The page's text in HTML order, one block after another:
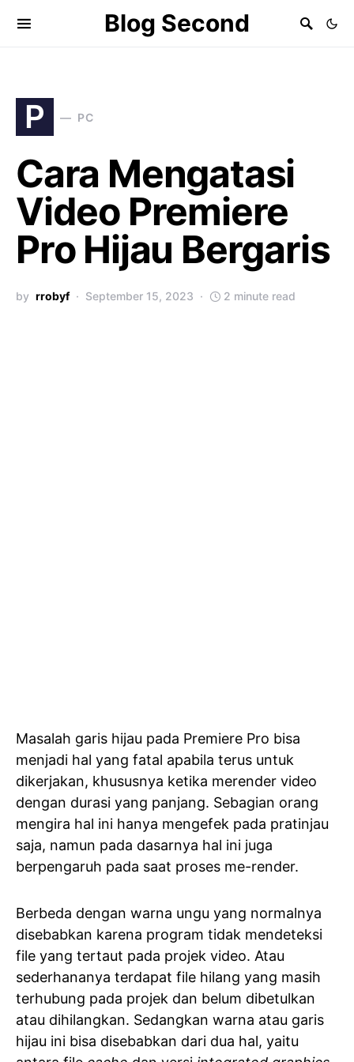
Blog Second
P PC
Cara Mengatasi
Video Premiere
Pro Hijau Bergaris
by rrobyf September 15, 2023 2 minute read
Masalah garis hijau pada Premiere Pro bisa
menjadi hal yang fatal apabila terus untuk
dikerjakan, khususnya ketika merender video
dengan durasi yang panjang. Sebagian orang
mengira hal ini hanya mengefek pada pratinjau
saja, namun pada dasarnya hal ini juga
berpengaruh pada saat proses me-render.
Berbeda dengan warna ungu yang normalnya
disebabkan karena program tidak mendeteksi
file yang tertaut pada projek video. Atau
sederhananya terdapat file hilang yang masih
terhubung pada projek dan belum dibetulkan
atau dihilangkan. Sedangkan warna atau garis
hijau ini bisa disebabkan dari dua hal, yaitu